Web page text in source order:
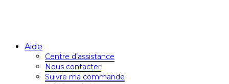
Aide
Centre d’assistance
Nous contacter
Suivre ma commande